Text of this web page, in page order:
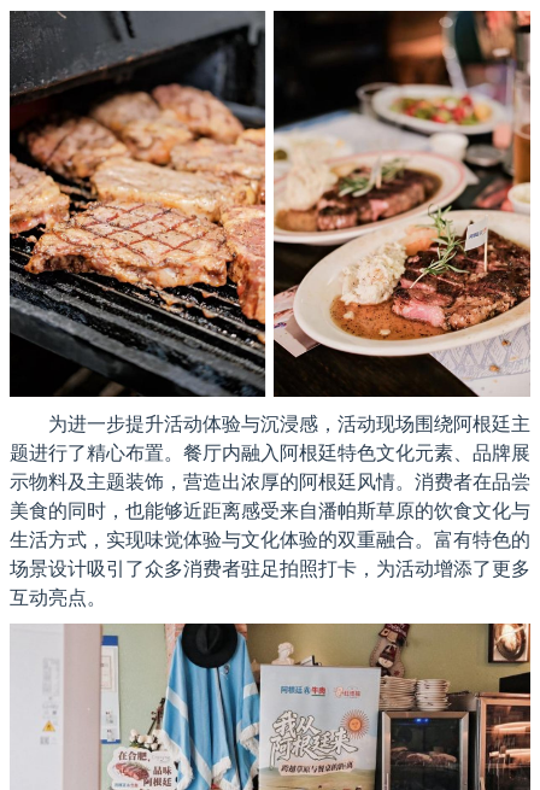
为进一步提升活动体验与沉浸感，活动现场围绕阿根廷主
题进行了精心布置。餐厅内融入阿根廷特色文化元素、品牌展
示物料及主题装饰，营造出浓厚的阿根廷风情。消费者在品尝
美食的同时，也能够近距离感受来自潘帕斯草原的饮食文化与
生活方式，实现味觉体验与文化体验的双重融合。富有特色的
场景设计吸引了众多消费者驻足拍照打卡，为活动增添了更多
互动亮点。